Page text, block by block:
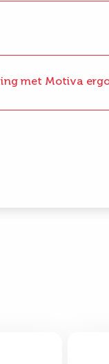
met Motiva